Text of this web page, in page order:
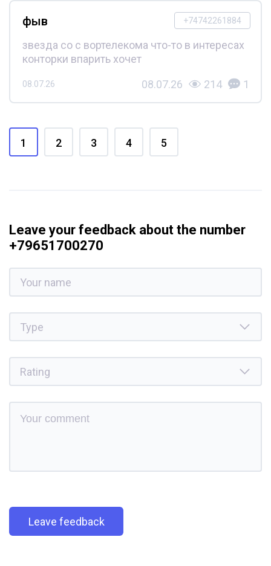
+74742261884
фыв
звезда со с вортелекома что-то в интересах
конторки впарить хочет
08.07.26 08.07.26 214 1
1 2 3 4 5
Leave your feedback about the number
+79651700270
Leave feedback